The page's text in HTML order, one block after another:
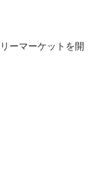
ーマーケットを開